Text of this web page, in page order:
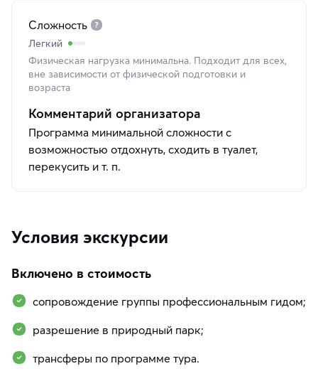
Сложность
Легкий
Физическая нагрузка минимальна. Подходит для всех,
вне зависимости от физической подготовки и
возраста
Комментарий организатора
Программа минимальной сложности с
возможностью отдохнуть, сходить в туалет,
перекусить и т. п.
Условия экскурсии
Включено в стоимость
сопровождение группы профессиональным гидом;
разрешение в природный парк;
трансферы по программе тура.